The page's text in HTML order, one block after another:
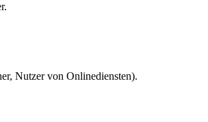
Nutzer von Onlinediensten).